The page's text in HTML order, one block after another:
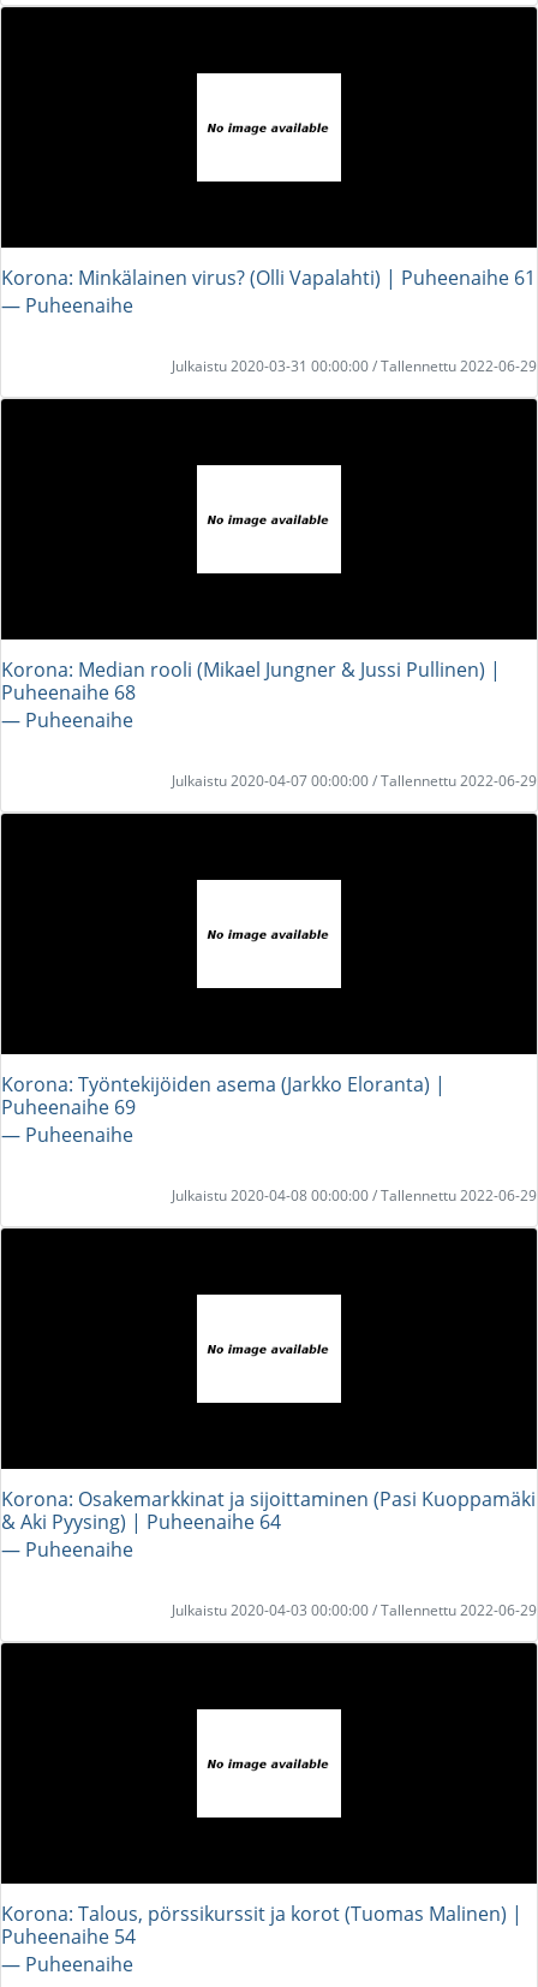
Korona: Minkälainen virus? (Olli Vapalahti) | Puheenaihe 61
― Puheenaihe
Julkaistu 2020-03-31 00:00:00 / Tallennettu 2022-06-29
Korona: Median rooli (Mikael Jungner & Jussi Pullinen) |
Puheenaihe 68
― Puheenaihe
Julkaistu 2020-04-07 00:00:00 / Tallennettu 2022-06-29
Korona: Työntekijöiden asema (Jarkko Eloranta) |
Puheenaihe 69
― Puheenaihe
Julkaistu 2020-04-08 00:00:00 / Tallennettu 2022-06-29
Korona: Osakemarkkinat ja sijoittaminen (Pasi Kuoppamäki
& Aki Pyysing) | Puheenaihe 64
― Puheenaihe
Julkaistu 2020-04-03 00:00:00 / Tallennettu 2022-06-29
Korona: Talous, pörssikurssit ja korot (Tuomas Malinen) |
Puheenaihe 54
― Puheenaihe